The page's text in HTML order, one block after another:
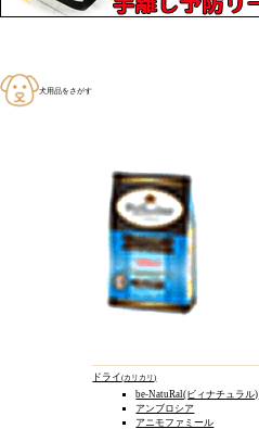
犬用品をさがす
ドライ カリカリ
be-NatuRal(ビィナチュラル)
アンブロシア
アニモファミール